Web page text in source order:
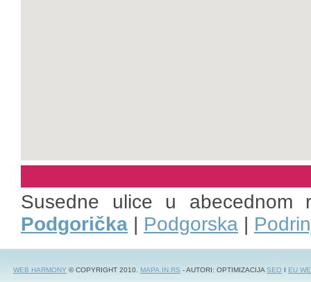
Susedne ulice u abecednom
Podgorička | Podgorska |
WEB HARMONY © COPYRIGHT 2010. MAPA.IN.RS - AUTORI: OPTIMIZACIJASEO I EU